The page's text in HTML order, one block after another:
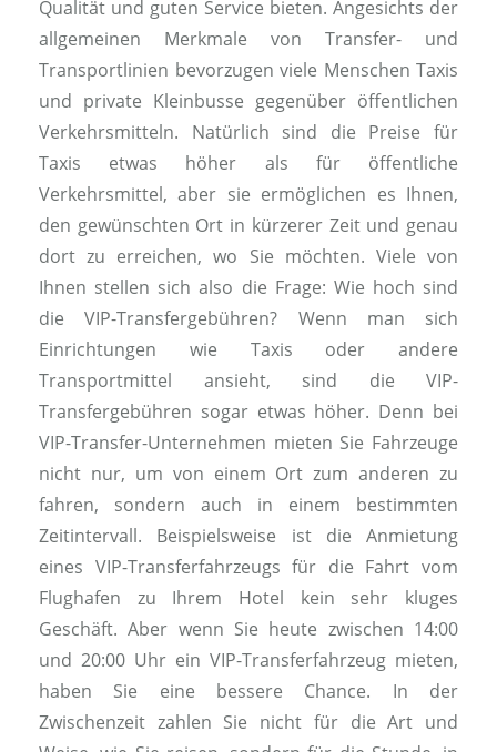
Qualität und guten Service bieten. Angesichts der
allgemeinen Merkmale von Transfer- und
Transportlinien bevorzugen viele Menschen Taxis
und private Kleinbusse gegenüber öffentlichen
Verkehrsmitteln. Natürlich sind die Preise für
Taxis etwas höher als für öffentliche
Verkehrsmittel, aber sie ermöglichen es Ihnen,
den gewünschten Ort in kürzerer Zeit und genau
dort zu erreichen, wo Sie möchten. Viele von
Ihnen stellen sich also die Frage: Wie hoch sind
die VIP-Transfergebühren? Wenn man sich
Einrichtungen wie Taxis oder andere
Transportmittel ansieht, sind die VIP-
Transfergebühren sogar etwas höher. Denn bei
VIP-Transfer-Unternehmen mieten Sie Fahrzeuge
nicht nur, um von einem Ort zum anderen zu
fahren, sondern auch in einem bestimmten
Zeitintervall. Beispielsweise ist die Anmietung
eines VIP-Transferfahrzeugs für die Fahrt vom
Flughafen zu Ihrem Hotel kein sehr kluges
Geschäft. Aber wenn Sie heute zwischen 14:00
und 20:00 Uhr ein VIP-Transferfahrzeug mieten,
haben Sie eine bessere Chance. In der
Zwischenzeit zahlen Sie nicht für die Art und